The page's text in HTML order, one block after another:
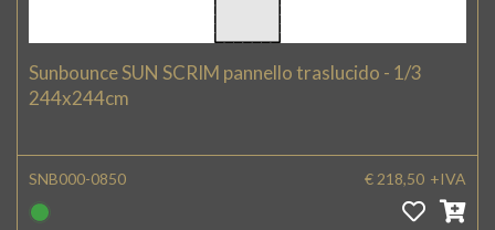
Sunbounce SUN SCRIM pannello traslucido - 1/3
244x244cm
SNB000-0850 € 218,50 +IVA